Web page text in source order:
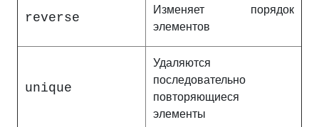
reverse
Изменяет порядок
элементов
unique
Удаляются
последовательно
повторяющиеся
элементы